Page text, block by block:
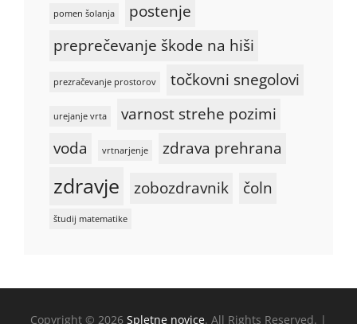
pomen šolanja
postenje
preprečevanje škode na hiši
prezračevanje prostorov točkovni snegolovi
urejanje vrta
varnost strehe pozimi
voda
vrtnarjenje zdrava prehrana
zdravje zobozdravnik čoln
študij matematike
Copyright © 2026 Spletne novice. All Rights Reserved. |